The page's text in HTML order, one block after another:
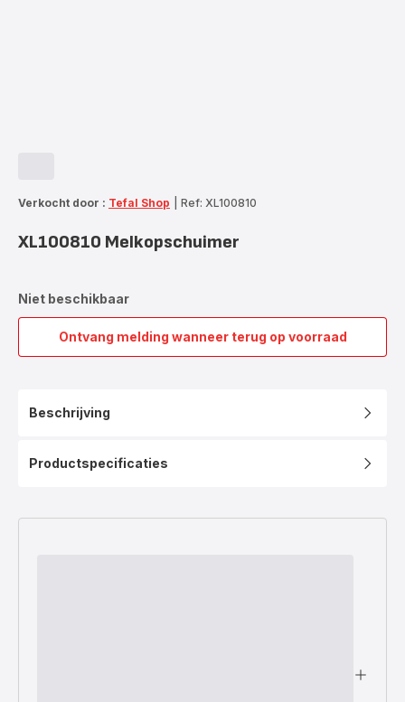
Verkocht door : Tefal Shop Ref: XL100810
XL100810 Melkopschuimer
Niet beschikbaar
Ontvang melding wanneer terug op voorraad
XL100810
Melkopschuimer
Beschrijving
Productspecificaties